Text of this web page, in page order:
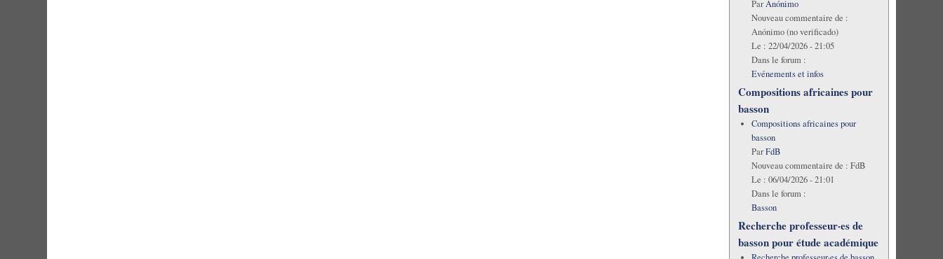
ParAnónimo
Nouveau commentaire de :
Anónimo (no verificado)
Le : 22/04/2026 - 21:05
Dans le forum :
Evénements et infos
Compositions africaines pour
basson
Compositions africaines pour
basson
ParFdB
Nouveau commentaire de : FdB
Le : 06/04/2026 - 21:01
Dans le forum :
Basson
Recherche professeur·es de
basson pour étude académique